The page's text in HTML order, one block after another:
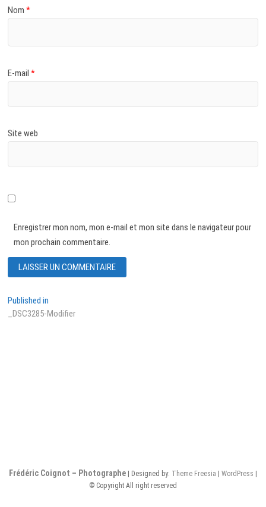
Nom*
E-mail*
Site web
Enregistrer mon nom, mon e-mail et mon site dans le navigateur pour
mon prochain commentaire.
Navigation
de
Published in
_DSC3285-Modifier
Frédéric Coignot – Photographe| Designed by: Theme Freesia | WordPress |
© Copyright All right reserved